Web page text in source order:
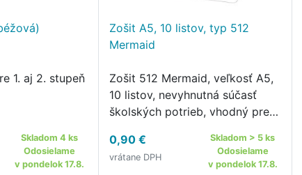
1. aj 2. stupeň
Skladom 4 ks
Odosielame
v pondelok 17.8.
Zošit A5, 10 listov, typ 512
Mermaid
Zošit 512 Mermaid, veľkosť A5,
10 listov, nevyhnutná súčasť
školských potrieb, vhodný pre
16 mm.
0,90 €
vrátane DPH
Skladom > 5 ks
Odosielame
v pondelok 17.8.